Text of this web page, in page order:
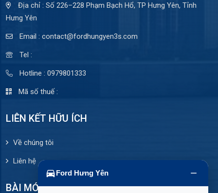
Địa chỉ : Số 226–228 Phạm Bạch Hổ, TP Hưng Yên, Tỉnh
Hưng Yên
Email : contact@fordhungyen3s.com
Tel :
Hotline : 0979801333
Mã số thuế :
LIÊN KẾT HỮU ÍCH
Về chúng tôi
Liên hệ
BÀI MỚI ĐĂNG
Ford Hưng Yên